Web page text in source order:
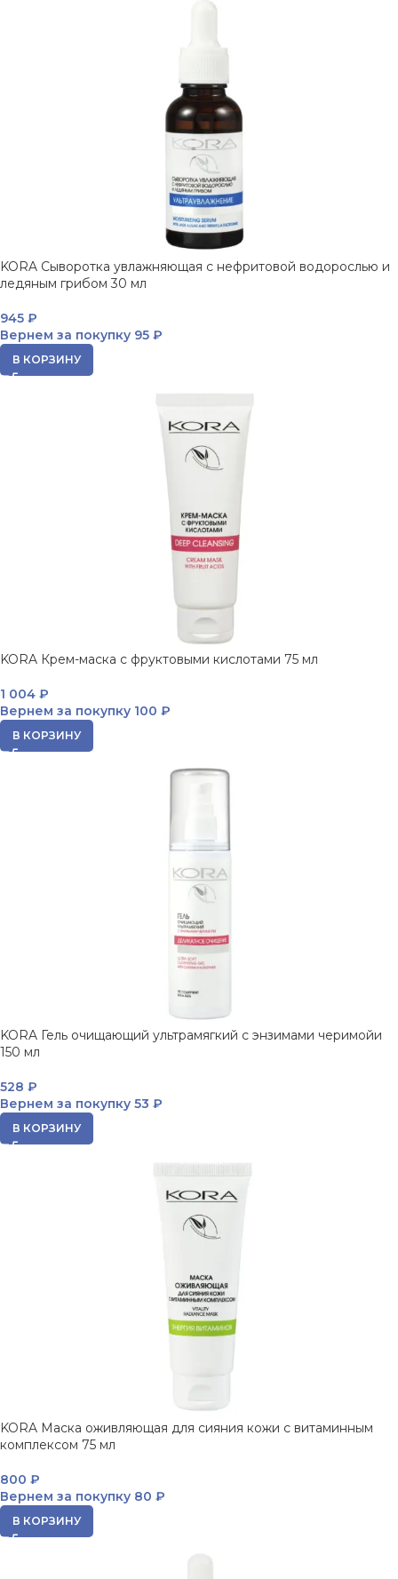
KORA Сыворотка увлажняющая с нефритовой водорослью и
ледяным грибом 30 мл
945 ₽
Вернем за покупку 95 ₽
В КОРЗИНУ
KORA Крем-маска с фруктовыми кислотами 75 мл
1 004 ₽
Вернем за покупку 100 ₽
В КОРЗИНУ
KORA Гель очищающий ультрамягкий с энзимами черимойи
150 мл
528 ₽
Вернем за покупку 53 ₽
В КОРЗИНУ
KORA Маска оживляющая для сияния кожи с витаминным
комплексом 75 мл
800 ₽
Вернем за покупку 80 ₽
В КОРЗИНУ